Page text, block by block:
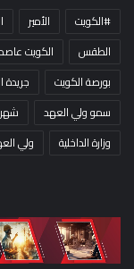
#الكويت الأمير
الطقس
الكويت
بورصة الكويت
جريدة
سمو ولي العهد
وزارة الداخلية
ولي